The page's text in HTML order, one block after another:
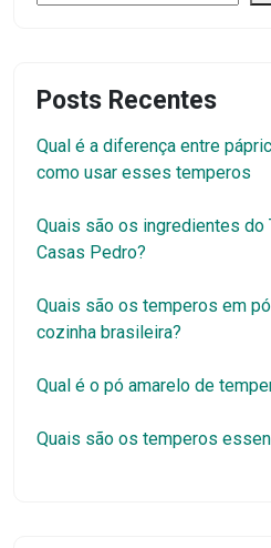
Posts Recentes
Qual é a diferença entre
como usar esses temperos
Quais são os ingredientes do
Casas Pedro?
Quais são os temperos em
cozinha brasileira?
Qual é o pó amarelo de
Quais são os temperos